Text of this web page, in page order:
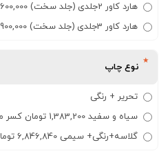
هارد کاور 2جلدی (جلد سخت) 600,000 تومان
هارد کاور 3جلدی (جلد سخت) 900,000 تومان
نوع چاپ
تحریر + رنگی
سیاه و سفید 1,383,200 تومان کسر مبلغ
گلاسه+رنگی+ سیمی 6,846,840 تومان